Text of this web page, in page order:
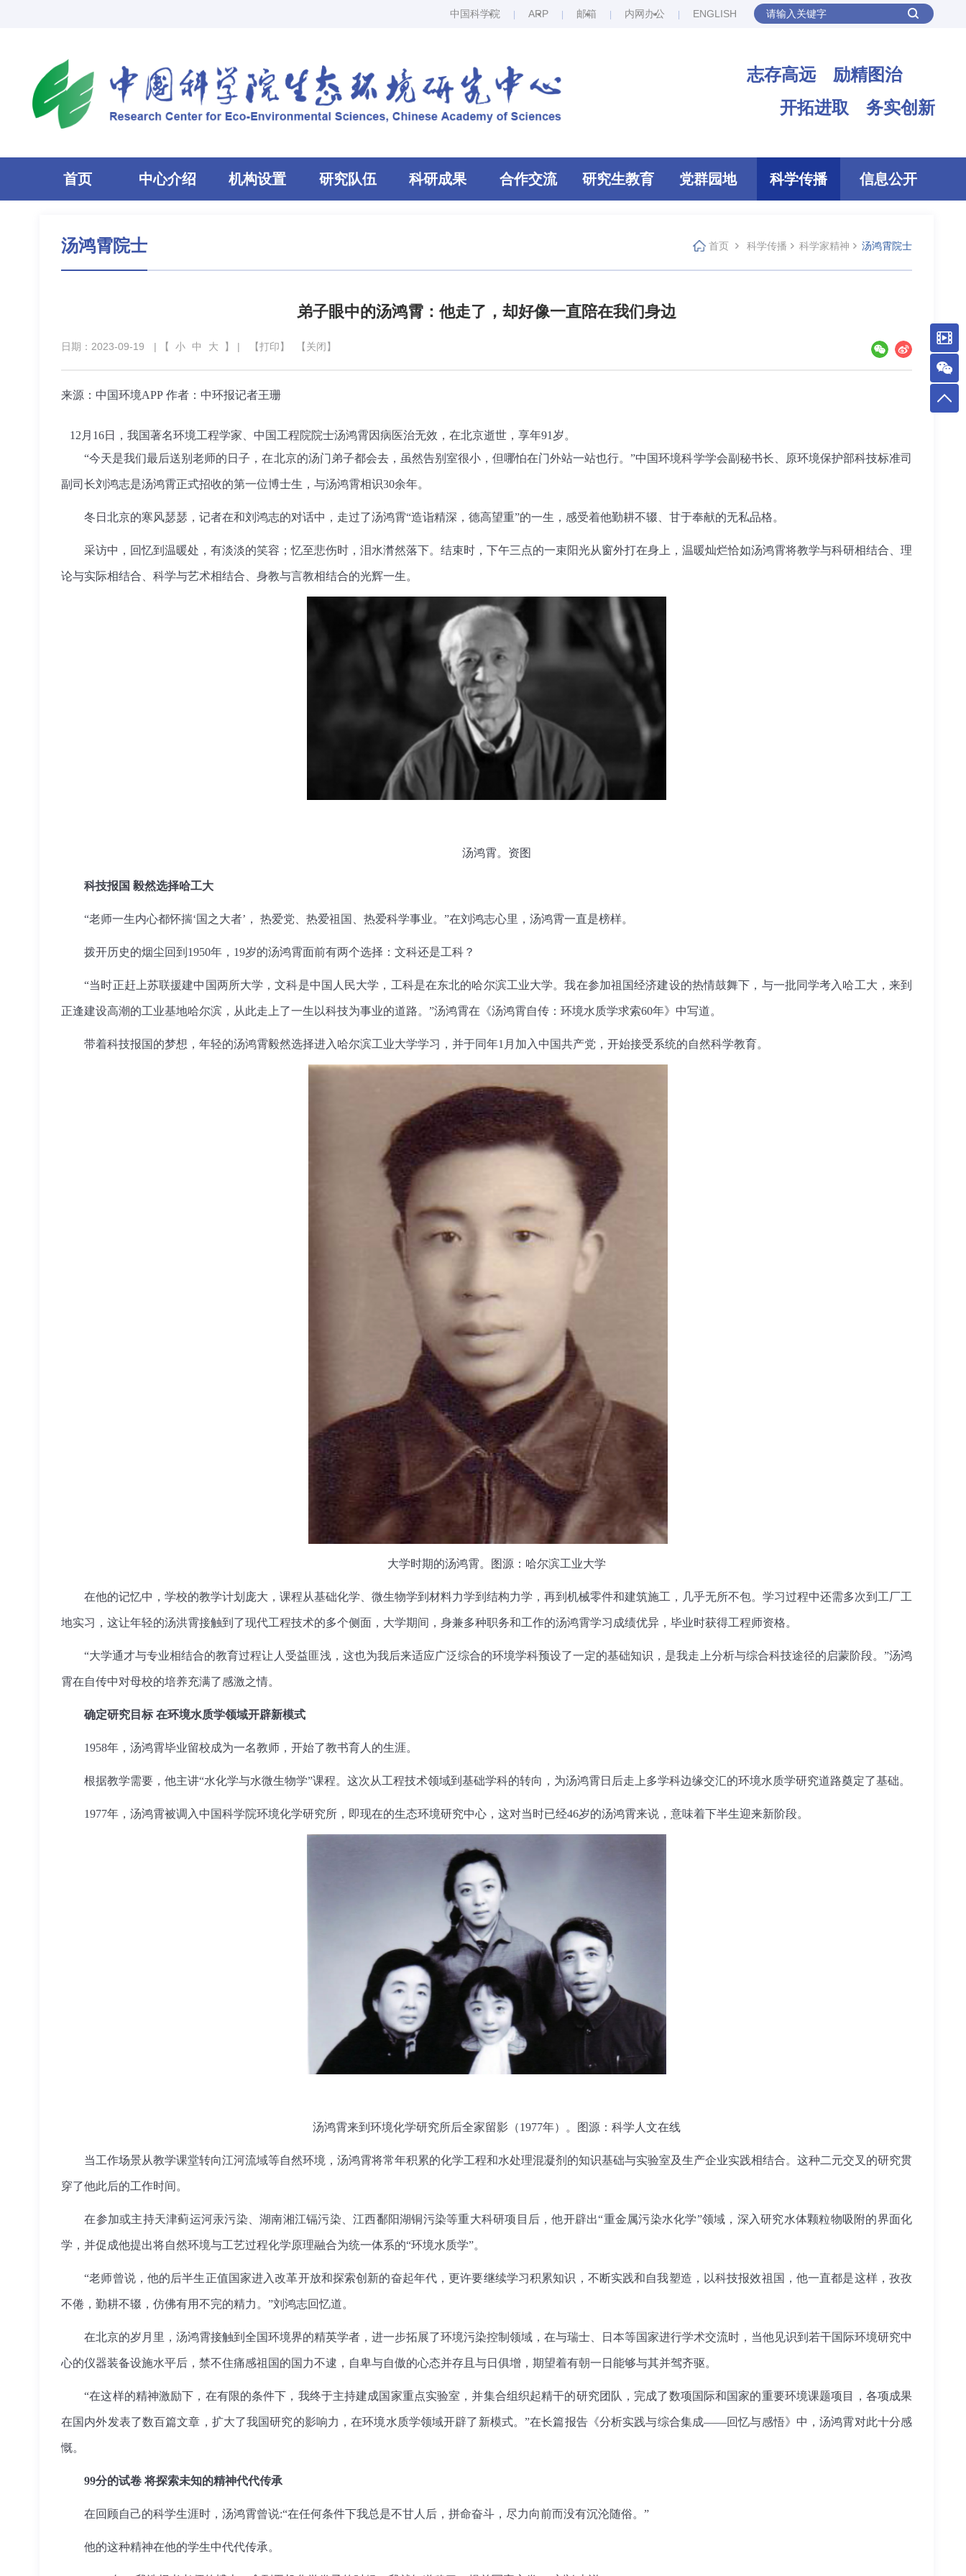
中国科学院 ARP 邮箱 内网办公 ENGLISH
志存高远 励精图治
开拓进取 务实创新
首页 中心介绍 机构设置 研究队伍 科研成果 合作交流 研究生教育 党群园地 科学传播 信息公开
汤鸿霄院士 首页 科学传播 科学家精神 汤鸿霄院士
弟子眼中的汤鸿霄：他走了，却好像一直陪在我们身边
日期：2023-09-19 | 【 小 中 大 】 | 【打印】 【关闭】
来源：中国环境APP 作者：中环报记者王珊
12月16日，我国著名环境工程学家、中国工程院院士汤鸿霄因病医治无效，在北京逝世，享年91岁。
“今天是我们最后送别老师的日子，在北京的汤门弟子都会去，虽然告别室很小，但哪怕在门外站一站也行。”中国环境科学学会副秘书长、原环境保护部科技标准司
副司长刘鸿志是汤鸿霄正式招收的第一位博士生，与汤鸿霄相识30余年。
冬日北京的寒风瑟瑟，记者在和刘鸿志的对话中，走过了汤鸿霄“造诣精深，德高望重”的一生，感受着他勤耕不辍、甘于奉献的无私品格。
采访中，回忆到温暖处，有淡淡的笑容；忆至悲伤时，泪水潸然落下。结束时，下午三点的一束阳光从窗外打在身上，温暖灿烂恰如汤鸿霄将教学与科研相结合、理
论与实际相结合、科学与艺术相结合、身教与言教相结合的光辉一生。
汤鸿霄。资图
科技报国 毅然选择哈工大
“老师一生内心都怀揣‘国之大者’， 热爱党、热爱祖国、热爱科学事业。”在刘鸿志心里，汤鸿霄一直是榜样。
拨开历史的烟尘回到1950年，19岁的汤鸿霄面前有两个选择：文科还是工科？
“当时正赶上苏联援建中国两所大学，文科是中国人民大学，工科是在东北的哈尔滨工业大学。我在参加祖国经济建设的热情鼓舞下，与一批同学考入哈工大，来到
正逢建设高潮的工业基地哈尔滨，从此走上了一生以科技为事业的道路。”汤鸿霄在《汤鸿霄自传：环境水质学求索60年》中写道。
带着科技报国的梦想，年轻的汤鸿霄毅然选择进入哈尔滨工业大学学习 ，并于同年1月加入中国共产党，开始接受系统的自然科学教育。
大学时期的汤鸿霄。图源：哈尔滨工业大学
在他的记忆中，学校的教学计划庞大，课程从基础化学、微生物学到材料力学到结构力学，再到机械零件和建筑施工，几乎无所不包。学习过程中还需多次到工厂工
地实习，这让年轻的汤洪霄接触到了现代工程技术的多个侧面，大学期间，身兼多种职务和工作的汤鸿霄学习成绩优异，毕业时获得工程师资格。
“大学通才与专业相结合的教育过程让人受益匪浅，这也为我后来适应广泛综合的环境学科预设了一定的基础知识，是我走上分析与综合科技途径的启蒙阶段。”汤鸿
霄在自传中对母校的培养充满了感激之情。
确定研究目标 在环境水质学领域开辟新模式
1958年，汤鸿霄毕业留校成为一名教师，开始了教书育人的生涯。
根据教学需要，他主讲“水化学与水微生物学”课程。这次从工程技术领域到基础学科的转向，为汤鸿霄日后走上多学科边缘交汇的环境水质学研究道路奠定了基础。
1977年，汤鸿霄被调入中国科学院环境化学研究所，即现在的生态环境研究中心，这对当时已经46岁的汤鸿霄来说，意味着下半生迎来新阶段。
汤鸿霄来到环境化学研究所后全家留影（1977年）。图源：科学人文在线
当工作场景从教学课堂转向江河流域等自然环境，汤鸿霄将常年积累的化学工程和水处理混凝剂的知识基础与实验室及生产企业实践相结合。这种二元交叉的研究贯
穿了他此后的工作时间。
在参加或主持天津蓟运河汞污染、湖南湘江镉污染、江西鄱阳湖铜污染等重大科研项目后，他开辟出“重金属污染水化学”领域，深入研究水体颗粒物吸附的界面化
学，并促成他提出将自然环境与工艺过程化学原理融合为统一体系的“环境水质学”。
“老师曾说，他的后半生正值国家进入改革开放和探索创新的奋起年代，更许要继续学习积累知识，不断实践和自我塑造，以科技报效祖国，他一直都是这样，孜孜
不倦，勤耕不辍，仿佛有用不完的精力。”刘鸿志回忆道。
在北京的岁月里，汤鸿霄接触到全国环境界的精英学者，进一步拓展了环境污染控制领域，在与瑞士、日本等国家进行学术交流时，当他见识到若干国际环境研究中
心的仪器装备设施水平后，禁不住痛感祖国的国力不逮，自卑与自傲的心态并存且与日俱增，期望着有朝一日能够与其并驾齐驱。
“在这样的精神激励下，在有限的条件下，我终于主持建成国家重点实验室，并集合组织起精干的研究团队，完成了数项国际和国家的重要环境课题项目，各项成果
在国内外发表了数百篇文章，扩大了我国研究的影响力，在环境水质学领域开辟了新模式。”在长篇报告《分析实践与综合集成——回忆与感悟》中，汤鸿霄对此十分感
慨。
99分的试卷 将探索未知的精神代代传承
在回顾自己的科学生涯时，汤鸿霄曾说:“在任何条件下我总是不甘人后，拼命奋斗，尽力向前而没有沉沦随俗。”
他的这种精神在他的学生中代代传承。